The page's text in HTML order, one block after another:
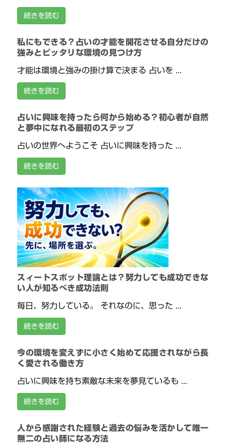
続きを読む
私にもできる？占いの才能を開花させる自分だけの
強みとピッタリな環境の見つけ方
才能は環境と強みの掛け算で決まる 占いを ...
続きを読む
占いに興味を持ったら何から始める？初心者が自然
と夢中になれる最初のステップ
占いの世界へようこそ 占いに興味を持った ...
続きを読む
スィートスポット理論とは？努力しても成功できな
い人が知るべき成功法則
毎日、努力している。 それなのに、思った ...
続きを読む
今の環境を変えずに小さく始めて応援されながら長
く愛される働き方
占いに興味を持ち素敵な未来を夢見ているも ...
続きを読む
人から感謝された経験と過去の悩みを活かして唯一
無二の占い師になる方法